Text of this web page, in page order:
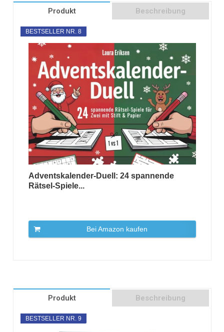
Produkt Beschreibung
BESTSELLER NR. 8
Adventskalender-Duell: 24 spannende
Rätsel-Spiele...
Bei Amazon kaufen
Produkt Beschreibung
BESTSELLER NR. 9